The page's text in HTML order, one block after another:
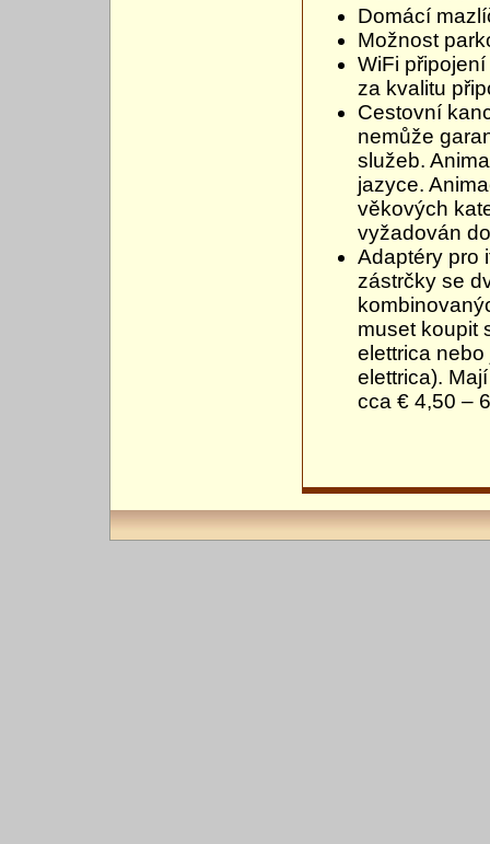
Domácí
Možnost
WiFi
za kvalitu
Cestovní
nemůže
služeb.
jazyce.
věkových
vyžadován
Adaptéry pro
zástrčky se
muset koupit
elettrica
elettrica).
cca € 4,50 –